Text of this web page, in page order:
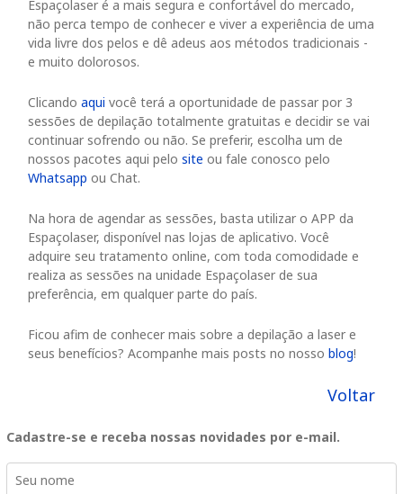
Espaçolaser é a mais segura e confortável do mercado,
não perca tempo de conhecer e viver a experiência de uma
vida livre dos pelos e dê adeus aos métodos tradicionais -
e muito dolorosos.
Clicando aqui você terá a oportunidade de passar por 3
sessões de depilação totalmente gratuitas e decidir se vai
continuar sofrendo ou não. Se preferir, escolha um de
nossos pacotes aqui pelo site ou fale conosco pelo
Whatsapp ou Chat.
Na hora de agendar as sessões, basta utilizar o APP da
Espaçolaser, disponível nas lojas de aplicativo. Você
adquire seu tratamento online, com toda comodidade e
realiza as sessões na unidade Espaçolaser de sua
preferência, em qualquer parte do país.
Ficou afim de conhecer mais sobre a depilação a laser e
seus benefícios? Acompanhe mais posts no nosso blog!
Voltar
Cadastre-se e receba nossas novidades por e-mail.